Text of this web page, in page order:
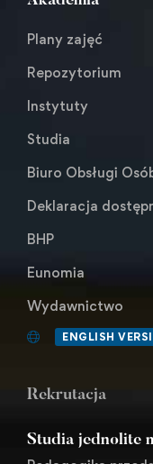
Plany zajęć
Repozytorium
Instytuty
Studia
Biuro Obsługi
Deklaracja
BHP
Eunomia
Wydawnictwo
ENGLISH
Rekrutacja
Studia jednolite